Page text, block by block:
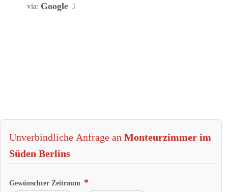
via: Google
Unverbindliche Anfrage an Monteurzimmer im
Süden Berlins
Gewünschter Zeitraum